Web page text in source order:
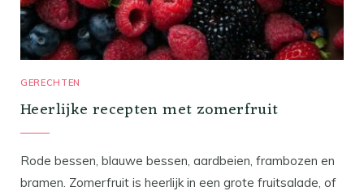
GERECHTEN
Heerlijke recepten met zomerfruit
Rode bessen, blauwe bessen, aardbeien, frambozen en
bramen. Zomerfruit is heerlijk in een grote fruitsalade, of